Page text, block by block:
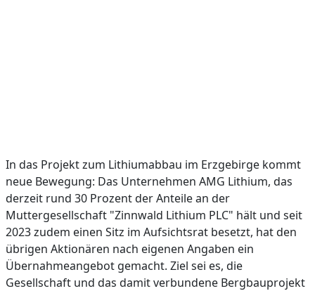
In das Projekt zum Lithiumabbau im Erzgebirge kommt
neue Bewegung: Das Unternehmen AMG Lithium, das
derzeit rund 30 Prozent der Anteile an der
Muttergesellschaft "Zinnwald Lithium PLC" hält und seit
2023 zudem einen Sitz im Aufsichtsrat besetzt, hat den
übrigen Aktionären nach eigenen Angaben ein
Übernahmeangebot gemacht. Ziel sei es, die
Gesellschaft und das damit verbundene Bergbauprojekt